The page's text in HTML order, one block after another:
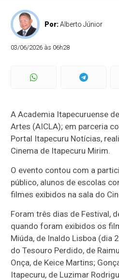
Por:Alberto Júnior
03/06/2026 às 06h28
A Academia Itapecuruense
Artes (AICLA); em parceria
Portal Itapecuru Notícias,
Cinema de Itapecuru Mirim.
O evento contou com a
público, alunos de escolas
filmes exibidos na sala do
Foram três dias de Festival,
quando foram exibidos os
Miúda, de Inaldo Lisboa (dia
do Tesouro Perdido, de
Onça, de Keice Martins;
Itapecuru, de Luzimar